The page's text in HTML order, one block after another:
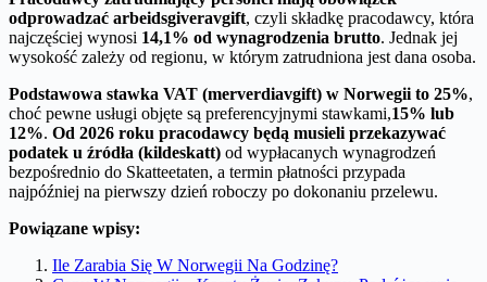
odprowadzać arbeidsgiveravgift, czyli składkę pracodawcy, która
najczęściej wynosi 14,1% od wynagrodzenia brutto. Jednak jej
wysokość zależy od regionu, w którym zatrudniona jest dana osoba.
Podstawowa stawka VAT (merverdiavgift) w Norwegii to 25%,
choć pewne usługi objęte są preferencyjnymi stawkami,15% lub
12%. Od 2026 roku pracodawcy będą musieli przekazywać
podatek u źródła (kildeskatt) od wypłacanych wynagrodzeń
bezpośrednio do Skatteetaten, a termin płatności przypada
najpóźniej na pierwszy dzień roboczy po dokonaniu przelewu.
Powiązane wpisy:
Ile Zarabia Się W Norwegii Na Godzinę?